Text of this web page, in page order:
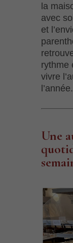
la
avec
et
rythme
vivre
l’année.
Une